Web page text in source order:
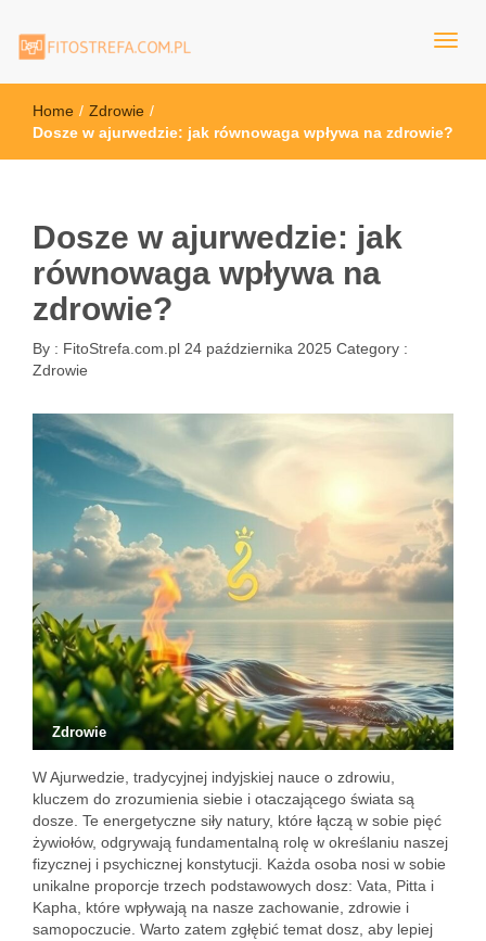
FitoStrefa.com.pl
Home / Zdrowie /
Dosze w ajurwedzie: jak równowaga wpływa na zdrowie?
Dosze w ajurwedzie: jak
równowaga wpływa na
zdrowie?
By : FitoStrefa.com.pl 24 października 2025 Category :
Zdrowie
Zdrowie
W Ajurwedzie, tradycyjnej indyjskiej nauce o zdrowiu,
kluczem do zrozumienia siebie i otaczającego świata są
dosze. Te energetyczne siły natury, które łączą w sobie pięć
żywiołów, odgrywają fundamentalną rolę w określaniu naszej
fizycznej i psychicznej konstytucji. Każda osoba nosi w sobie
unikalne proporcje trzech podstawowych dosz: Vata, Pitta i
Kapha, które wpływają na nasze zachowanie, zdrowie i
samopoczucie. Warto zatem zgłębić temat dosz, aby lepiej